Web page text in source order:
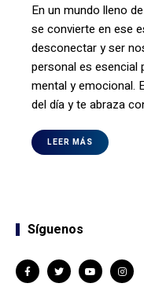
En un mundo lleno
se convierte en ese
desconectar y ser
personal es esencial
mental y emocional.
del día y te abraza
LEER MÁS
Síguenos